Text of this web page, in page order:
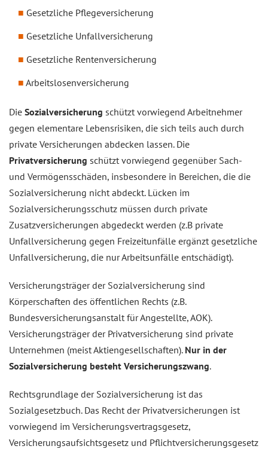
Gesetzliche Pflegeversicherung
Gesetzliche Unfallversicherung
Gesetzliche Rentenversicherung
Arbeitslosenversicherung
Die Sozialversicherung schützt vorwiegend Arbeitnehmer
gegen elementare Lebensrisiken, die sich teils auch durch
private Versicherungen abdecken lassen. Die
Privatversicherung schützt vorwiegend gegenüber Sach-
und Vermögensschäden, insbesondere in Bereichen, die die
Sozialversicherung nicht abdeckt. Lücken im
Sozialversicherungsschutz müssen durch private
Zusatzversicherungen abgedeckt werden (z.B private
Unfallversicherung gegen Freizeitunfälle ergänzt gesetzliche
Unfallversicherung, die nur Arbeitsunfälle entschädigt).
Versicherungsträger der Sozialversicherung sind
Körperschaften des öffentlichen Rechts (z.B.
Bundesversicherungsanstalt für Angestellte, AOK).
Versicherungsträger der Privatversicherung sind private
Unternehmen (meist Aktiengesellschaften). Nur in der
Sozialversicherung besteht Versicherungszwang.
Rechtsgrundlage der Sozialversicherung ist das
Sozialgesetzbuch. Das Recht der Privatversicherungen ist
vorwiegend im Versicherungsvertragsgesetz,
Versicherungsaufsichtsgesetz und Pflichtversicherungsgesetz